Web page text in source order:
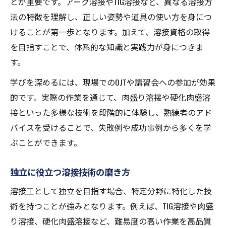
TIG溶接上達に欠かせないポイント
溶接工が実践するTIGのコツと工夫
年収アップを叶える肉盛り溶接の勘所
溶接の品質向上と収入増加の関係
肉盛り溶接やり方の基本と実践例
アーク溶接で活かす肉盛りのポイント
溶接工が重視する肉盛り溶接のコツ
硬化肉盛溶接の基本と実践ポイント
溶接ワイヤー選びのコツと注意点
硬化肉盛溶接で重要な技術の磨き方
テロプレート溶接方法と応用事例
法の特徴を理解し、正しい姿勢や道具の使い方を身につ
けることが第一歩となります。加えて、溶接資格の取得
を目指すことで、体系的な知識と実践力が身につきま
す。
学びを深めるには、現場でのOJTや講習会への参加が効果
的です。実際の作業を通じて、肉盛り溶接や硬化肉盛溶
接といった多様な技術を段階的に体験し、熟練者のアド
バイスを受けることで、失敗例や成功事例から多くを学
ぶことができます。
独立に役立つ溶接技術の磨き方
溶接工として独立を目指す場合、特定分野に特化した技
術を持つことが強みとなります。例えば、TIG溶接や肉盛
り溶接、硬化肉盛溶接など、難易度の高い作業を高品質